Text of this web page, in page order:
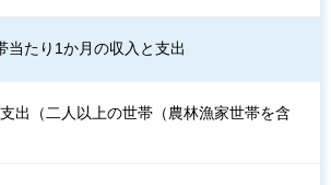
当たり1か月の収入と支出
出（二人以上の世帯（農林漁家世帯を含